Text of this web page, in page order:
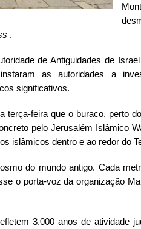
.
de Antiguidades de
as autoridades a
significativos.
terça-feira que o buraco, perto
pelo Jerusalém Islâmico
islâmicos dentro e ao redor do
do mundo antigo. Cada
o porta-voz da organização
3.000 anos de atividade